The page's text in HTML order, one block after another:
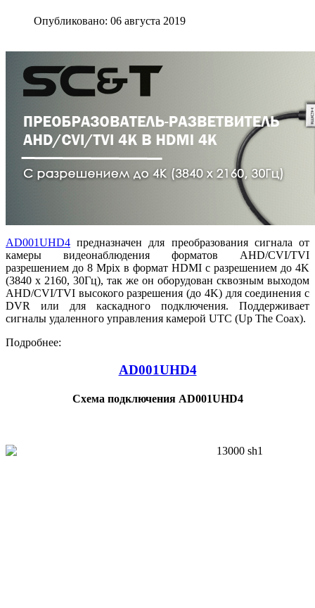
Опубликовано: 06 августа 2019
AD001UHD4 предназначен для преобразования сигнала от
камеры видеонаблюдения форматов AHD/CVI/TVI
разрешением до 8 Mpix в формат HDMI с разрешением до 4K
(3840 x 2160, 30Гц), так же он оборудован сквозным выходом
AHD/CVI/TVI высокого разрешения (до 4K) для соединения с
DVR или для каскадного подключения. Поддерживает
сигналы удаленного управления камерой UTC (Up The Coax).
Подробнее:
AD001UHD4
Схема подключения AD001UHD4